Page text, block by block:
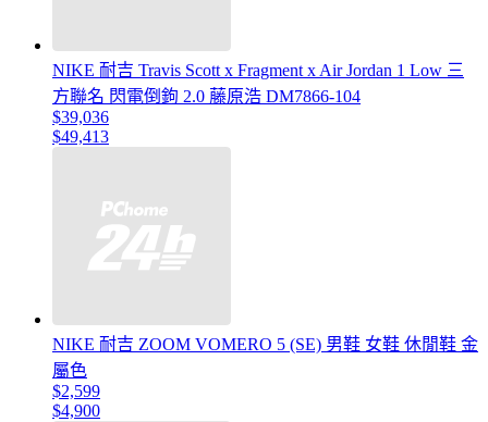
NIKE 耐吉 Travis Scott x Fragment x Air Jordan 1 Low 三
方聯名 閃電倒鉤 2.0 藤原浩 DM7866-104
$39,036
$49,413
NIKE 耐吉 ZOOM VOMERO 5 (SE) 男鞋 女鞋 休閒鞋 金
屬色
$2,599
$4,900